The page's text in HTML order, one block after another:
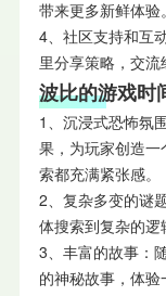
带来更多新鲜体验。
4、社区支持和互
里分享策略，交流
波比的游戏时
1、沉浸式恐怖氛
果，为玩家创造
索都充满紧张感。
2、复杂多变的谜
体搜索到复杂的逻
3、丰富的故事：
的神秘故事，体验